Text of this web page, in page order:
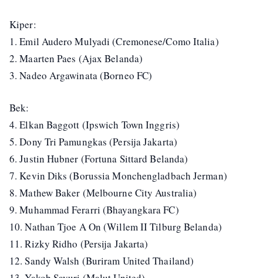
Kiper:
1. Emil Audero Mulyadi (Cremonese/Como Italia)
2. Maarten Paes (Ajax Belanda)
3. Nadeo Argawinata (Borneo FC)
Bek:
4. Elkan Baggott (Ipswich Town Inggris)
5. Dony Tri Pamungkas (Persija Jakarta)
6. Justin Hubner (Fortuna Sittard Belanda)
7. Kevin Diks (Borussia Monchengladbach Jerman)
8. Mathew Baker (Melbourne City Australia)
9. Muhammad Ferarri (Bhayangkara FC)
10. Nathan Tjoe A On (Willem II Tilburg Belanda)
11. Rizky Ridho (Persija Jakarta)
12. Sandy Walsh (Buriram United Thailand)